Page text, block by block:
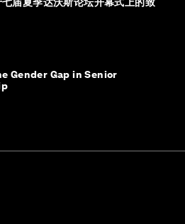
届夏季达沃斯论坛开幕式上的致
Gender Gap in Senior